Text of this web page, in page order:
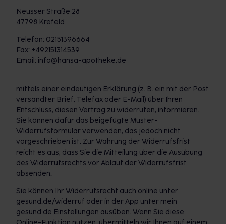
Neusser Straße 28
47798 Krefeld
Telefon: 02151396664
Fax: +492151314539
Email: info@hansa-apotheke.de
mittels einer eindeutigen Erklärung (z. B. ein mit der Post
versandter Brief, Telefax oder E-Mail) über Ihren
Entschluss, diesen Vertrag zu widerrufen, informieren.
Sie können dafür das beigefügte Muster-
Widerrufsformular verwenden, das jedoch nicht
vorgeschrieben ist. Zur Wahrung der Widerrufsfrist
reicht es aus, dass Sie die Mitteilung über die Ausübung
des Widerrufsrechts vor Ablauf der Widerrufsfrist
absenden.
Sie können Ihr Widerrufsrecht auch online unter
gesund.de/widerruf oder in der App unter mein
gesund.de Einstellungen ausüben. Wenn Sie diese